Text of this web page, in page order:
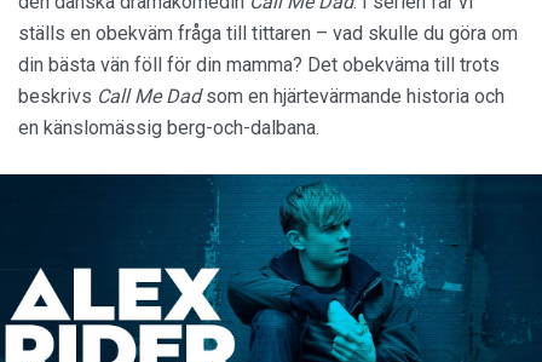
ställs en obekväm fråga till tittaren – vad skulle du göra om
din bästa vän föll för din mamma? Det obekväma till trots
beskrivs Call Me Dadsom en hjärtevärmande historia och
en känslomässig berg-och-dalbana.